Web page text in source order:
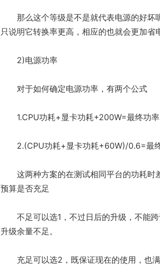
那么这个等级是不是就代表电源的好
只说明它转换率更高，相应的也就会更加省
2)电源功率
对于如何确定电源功率，有两个公式
1.CPU功耗+显卡功耗+200W=最终功率
2.(CPU功耗+显卡功耗+60W)/0.6=最
这两种方案的在测试相同平台的功耗
预算是否充足
不足可以选1，不过日后的升级，不能
升级余量不足。
充足可以选2，既保证现在的使用，也